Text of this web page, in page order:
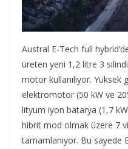
Austral E-Tech full
üreten yeni 1,2 litre 3
motor kullanılıyor.
elektromotor (50 kW ve
lityum iyon batarya (1,7
hibrit mod olmak üzere 7
tamamlanıyor. Bu sayede